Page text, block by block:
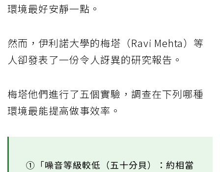
環境最好安靜一點。
然而，伊利諾大學的梅塔（Ravi Mehta）等
人卻發表了一份令人訝異的研究報告。
梅塔他們進行了五個實驗，調查在下列哪種
環境最能提高做事效率。
①「噪音等級較低（五十分貝）：約相當